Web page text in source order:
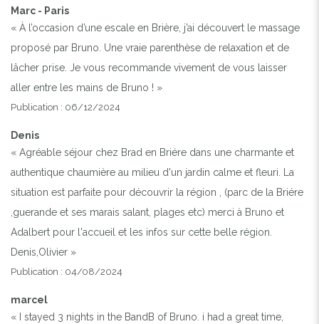
Marc - Paris
« À l’occasion d’une escale en Brière, j’ai découvert le massage
proposé par Bruno. Une vraie parenthèse de relaxation et de
lâcher prise. Je vous recommande vivement de vous laisser
aller entre les mains de Bruno ! »
Publication : 06/12/2024
Denis
« Agréable séjour chez Brad en Briére dans une charmante et
authentique chaumière au milieu d'un jardin calme et fleuri. La
situation est parfaite pour découvrir la région , (parc de la Briére
,guerande et ses marais salant, plages etc) merci à Bruno et
Adalbert pour l'accueil et les infos sur cette belle région.
Denis,Olivier »
Publication : 04/08/2024
marcel
« I stayed 3 nights in the BandB of Bruno. i had a great time,